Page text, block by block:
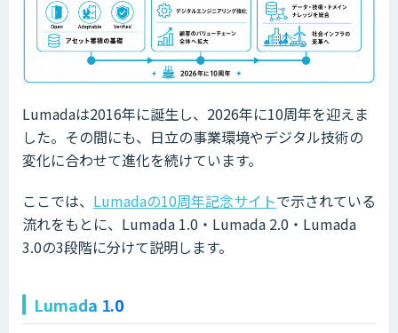
Lumadaは2016年に誕生し、2026年に10周年を迎えま
した。その間にも、日立の事業環境やデジタル技術の
変化に合わせて進化を続けています。
ここでは、 Lumadaの10周年記念サイトで示されている
流れをもとに、Lumada 1.0・Lumada 2.0・Lumada
3.0の3段階に分けて説明します。
Lumada 1.0